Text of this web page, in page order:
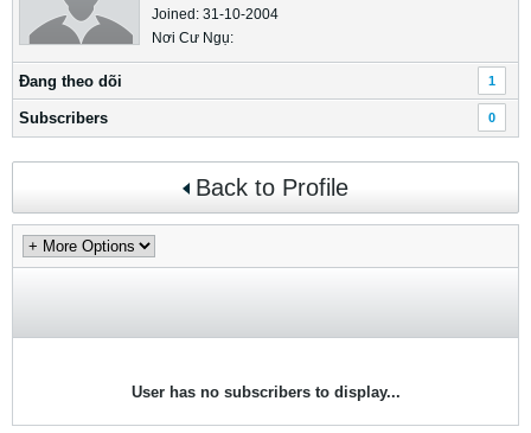
Joined: 31-10-2004
Nơi Cư Ngụ:
Ðang theo dõi 1
Subscribers 0
Back to Profile
User has no subscribers to display...